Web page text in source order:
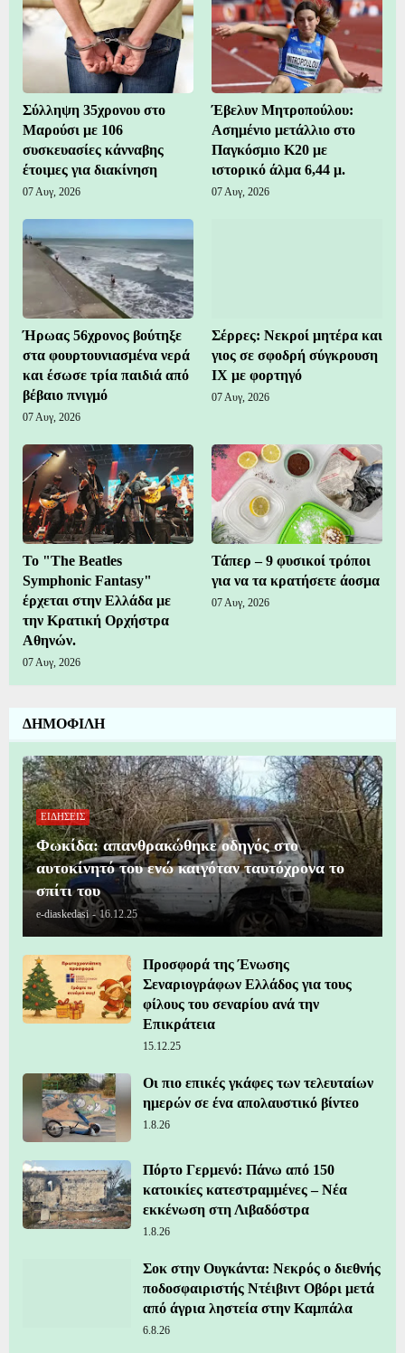
Σύλληψη 35χρονου στο
Μαρούσι με 106
συσκευασίες κάνναβης
έτοιμες για διακίνηση
07 Αυγ, 2026
Έβελυν Μητροπούλου:
Ασημένιο μετάλλιο στο
Παγκόσμιο Κ20 με
ιστορικό άλμα 6,44 μ.
07 Αυγ, 2026
Ήρωας 56χρονος βούτηξε
στα φουρτουνιασμένα νερά
και έσωσε τρία παιδιά από
βέβαιο πνιγμό
07 Αυγ, 2026
Σέρρες: Νεκροί μητέρα και
γιος σε σφοδρή σύγκρουση
ΙΧ με φορτηγό
07 Αυγ, 2026
Το "The Beatles
Symphonic Fantasy"
έρχεται στην Ελλάδα με
την Κρατική Ορχήστρα
Αθηνών.
07 Αυγ, 2026
Τάπερ – 9 φυσικοί τρόποι
για να τα κρατήσετε άοσμα
07 Αυγ, 2026
ΔΗΜΟΦΙΛΗ
ΕΙΔΗΣΕΙΣ
Φωκίδα: απανθρακώθηκε οδηγός στο
αυτοκίνητό του ενώ καιγόταν ταυτόχρονα το
σπίτι του
e-diaskedasi - 16.12.25
Προσφορά της Ένωσης
Σεναριογράφων Ελλάδος για τους
φίλους του σεναρίου ανά την
Επικράτεια
15.12.25
Οι πιο επικές γκάφες των τελευταίων
ημερών σε ένα απολαυστικό βίντεο
1.8.26
Πόρτο Γερμενό: Πάνω από 150
κατοικίες κατεστραμμένες – Νέα
εκκένωση στη Λιβαδόστρα
1.8.26
Σοκ στην Ουγκάντα: Νεκρός ο διεθνής
ποδοσφαιριστής Ντέιβιντ Οβόρι μετά
από άγρια ληστεία στην Καμπάλα
6.8.26